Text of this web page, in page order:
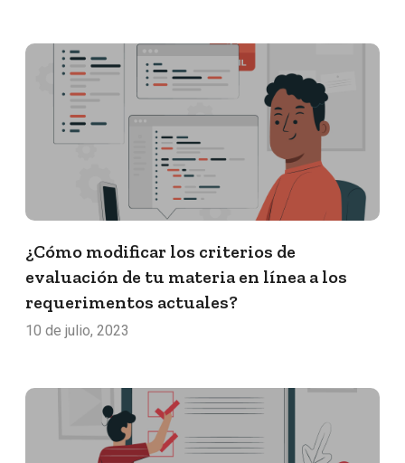
¿Cómo modificar los criterios de
evaluación de tu materia en línea a los
requerimentos actuales?
10 de julio, 2023